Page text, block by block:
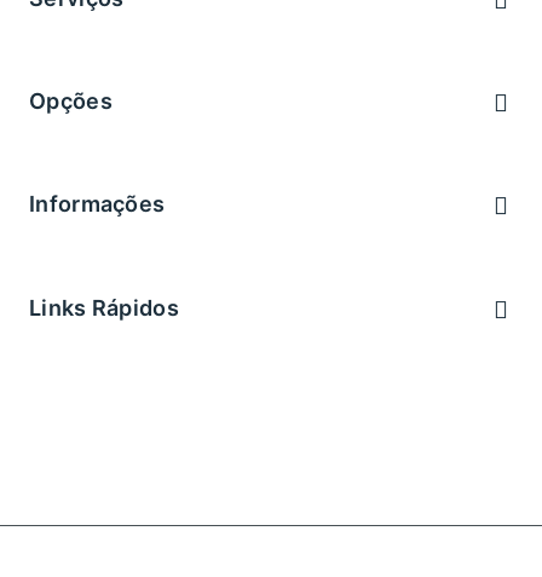
Opções
Informações
Links Rápidos